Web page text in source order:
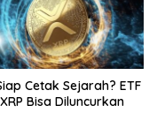
Cetak Sejarah? ETF
Bisa Diluncurkan